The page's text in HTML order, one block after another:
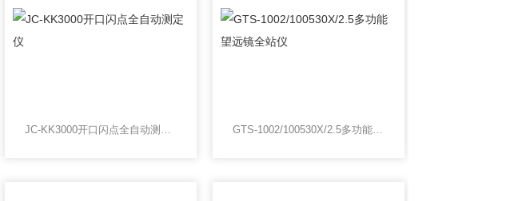
JC-KK3000开口闪点全自动测定仪 GTS-1002/100530X/2.5多功能望远镜全站仪